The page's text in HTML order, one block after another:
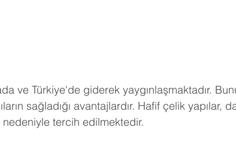
ve Türkiye'de giderek yaygınlaşmaktadır.
sağladığı avantajlardır. Hafif çelik yapılar,
nedeniyle tercih edilmektedir.